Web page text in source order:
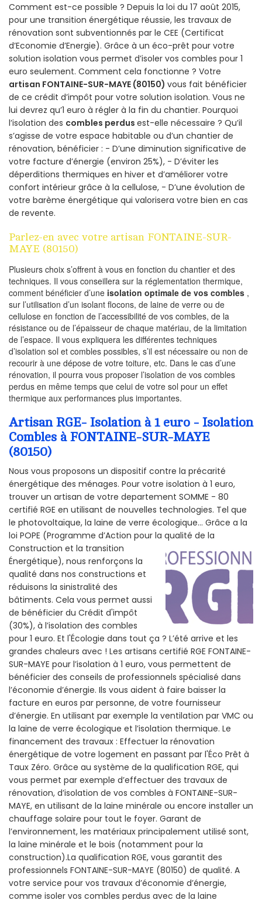
Comment est-ce possible ? Depuis la loi du 17 août 2015,
pour une transition énergétique réussie, les travaux de
rénovation sont subventionnés par le CEE (Certificat
d’Economie d’Energie). Grâce à un éco-prêt pour votre
solution isolation vous permet d’isoler vos combles pour 1
euro seulement. Comment cela fonctionne ? Votre
artisan FONTAINE-SUR-MAYE (80150) vous fait bénéficier
de ce crédit d’impôt pour votre solution isolation. Vous ne
lui devrez qu’1 euro à régler à la fin du chantier. Pourquoi
l’isolation des combles perdus est-elle nécessaire ? Qu’il
s’agisse de votre espace habitable ou d’un chantier de
rénovation, bénéficier : - D’une diminution significative de
votre facture d’énergie (environ 25%), - D’éviter les
déperditions thermiques en hiver et d’améliorer votre
confort intérieur grâce à la cellulose, - D’une évolution de
votre barème énergétique qui valorisera votre bien en cas
de revente.
Parlez-en avec votre artisan FONTAINE-SUR-
MAYE (80150)
Plusieurs choix s’offrent à vous en fonction du chantier et des
techniques. Il vous conseillera sur la réglementation thermique,
comment bénéficier d’une isolation optimale de vos combles ,
sur l’utilisation d’un isolant flocons, de laine de verre ou de
cellulose en fonction de l’accessibilité de vos combles, de la
résistance ou de l’épaisseur de chaque matériau, de la limitation
de l’espace. Il vous expliquera les différentes techniques
d’isolation sol et combles possibles, s’il est nécessaire ou non de
recourir à une dépose de votre toiture, etc. Dans le cas d’une
rénovation, il pourra vous proposer l’isolation de vos combles
perdus en même temps que celui de votre sol pour un effet
thermique aux performances plus importantes.
Artisan RGE- Isolation à 1 euro - Isolation
Combles à FONTAINE-SUR-MAYE
(80150)
Nous vous proposons un dispositif contre la précarité
énergétique des ménages. Pour votre isolation à 1 euro,
trouver un artisan de votre departement SOMME - 80
certifié RGE en utilisant de nouvelles technologies. Tel que
le photovoltaïque, la laine de verre écologique... Grâce a la
loi POPE (Programme d’Action pour la qualité de la
Construction et la transition
Énergétique), nous renforçons la
qualité dans nos constructions et
réduisons la sinistralité des
bâtiments. Cela vous permet aussi
de bénéficier du Crédit d'impôt
(30%), à l’isolation des combles
pour 1 euro. Et l'Écologie dans tout ça ? L’été arrive et les
grandes chaleurs avec ! Les artisans certifié RGE FONTAINE-
SUR-MAYE pour l’isolation à 1 euro, vous permettent de
bénéficier des conseils de professionnels spécialisé dans
l’économie d’énergie. Ils vous aident à faire baisser la
facture en euros par personne, de votre fournisseur
d’énergie. En utilisant par exemple la ventilation par VMC ou
la laine de verre écologique et l’isolation thermique. Le
financement des travaux : Effectuer la rénovation
énergétique de votre logement en passant par l'Éco Prêt à
Taux Zéro. Grâce au système de la qualification RGE, qui
vous permet par exemple d’effectuer des travaux de
rénovation, d’isolation de vos combles à FONTAINE-SUR-
MAYE, en utilisant de la laine minérale ou encore installer un
chauffage solaire pour tout le foyer. Garant de
l’environnement, les matériaux principalement utilisé sont,
la laine minérale et le bois (notamment pour la
construction).La qualification RGE, vous garantit des
professionnels FONTAINE-SUR-MAYE (80150) de qualité. A
votre service pour vos travaux d’économie d’énergie,
comme isoler vos combles perdus avec de la laine